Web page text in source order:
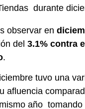
durante
observar en
del 3.1% contra
.
tuvo una
afluencia
año tomando